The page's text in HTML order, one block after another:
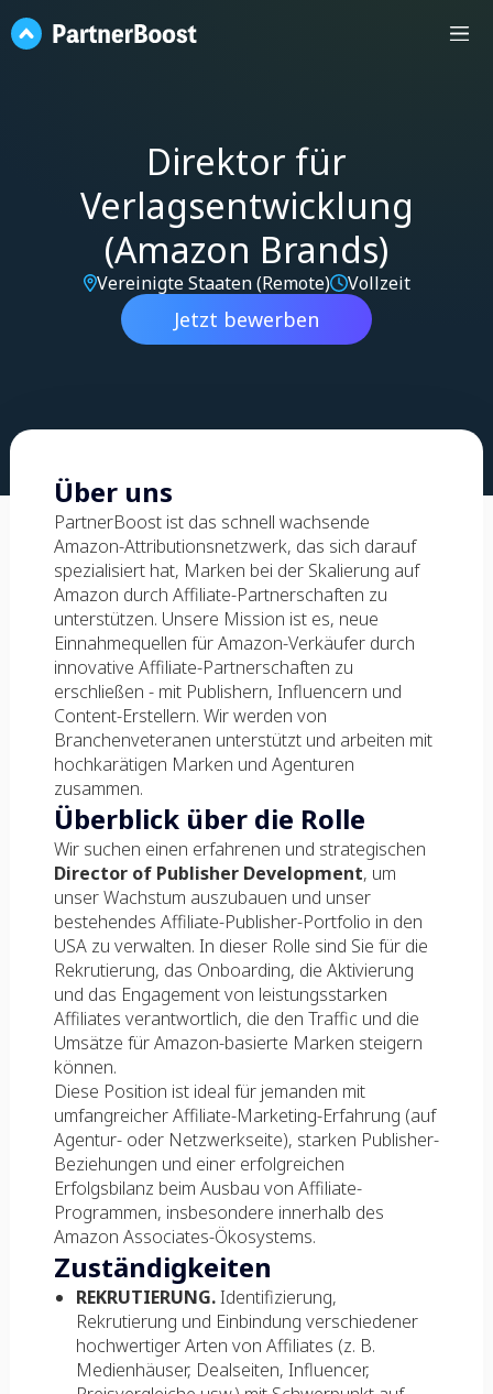
Direktor für
Verlagsentwicklung
(Amazon Brands)
Vereinigte Staaten (Remote) Vollzeit
Jetzt bewerben
Über uns
PartnerBoost ist das schnell wachsende
Amazon-Attributionsnetzwerk, das sich darauf
spezialisiert hat, Marken bei der Skalierung auf
Amazon durch Affiliate-Partnerschaften zu
unterstützen. Unsere Mission ist es, neue
Einnahmequellen für Amazon-Verkäufer durch
innovative Affiliate-Partnerschaften zu
erschließen - mit Publishern, Influencern und
Content-Erstellern. Wir werden von
Branchenveteranen unterstützt und arbeiten mit
hochkarätigen Marken und Agenturen
zusammen.
Überblick über die Rolle
Wir suchen einen erfahrenen und strategischen
Director of Publisher Development, um
unser Wachstum auszubauen und unser
bestehendes Affiliate-Publisher-Portfolio in den
USA zu verwalten. In dieser Rolle sind Sie für die
Rekrutierung, das Onboarding, die Aktivierung
und das Engagement von leistungsstarken
Affiliates verantwortlich, die den Traffic und die
Umsätze für Amazon-basierte Marken steigern
können.
Diese Position ist ideal für jemanden mit
umfangreicher Affiliate-Marketing-Erfahrung (auf
Agentur- oder Netzwerkseite), starken Publisher-
Beziehungen und einer erfolgreichen
Erfolgsbilanz beim Ausbau von Affiliate-
Programmen, insbesondere innerhalb des
Amazon Associates-Ökosystems.
Zuständigkeiten
REKRUTIERUNG.Identifizierung,
Rekrutierung und Einbindung verschiedener
hochwertiger Arten von Affiliates (z. B.
Medienhäuser, Dealseiten, Influencer,